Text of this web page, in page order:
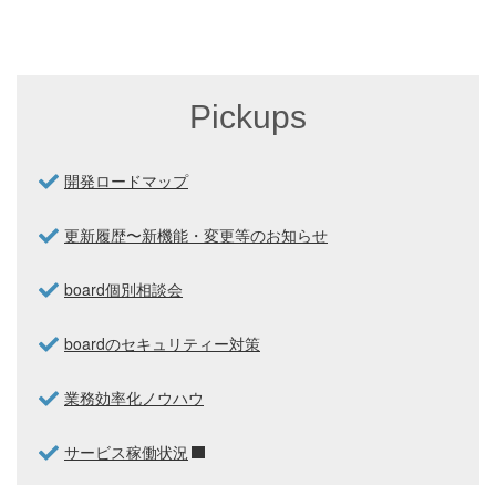
Pickups
開発ロードマップ
更新履歴〜新機能・変更等のお知らせ
board個別相談会
boardのセキュリティー対策
業務効率化ノウハウ
サービス稼働状況